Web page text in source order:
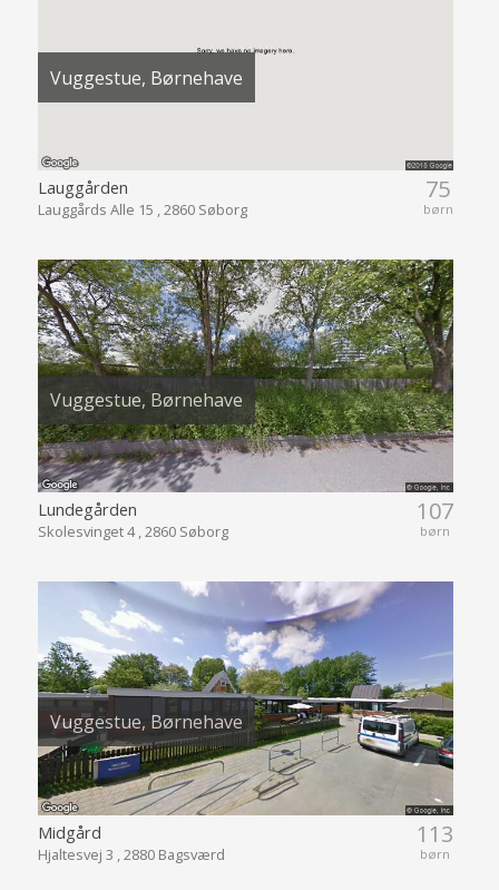
Vuggestue, Børnehave
75
børn
Lauggården
Lauggårds Alle 15 , 2860 Søborg
Vuggestue, Børnehave
107
børn
Lundegården
Skolesvinget 4 , 2860 Søborg
Vuggestue, Børnehave
113
børn
Midgård
Hjaltesvej 3 , 2880 Bagsværd